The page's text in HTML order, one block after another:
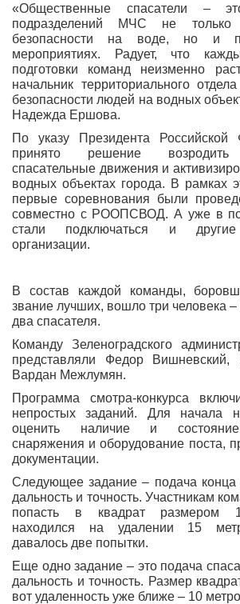
«Общественные спасатели –
подразделений МЧС не только
безопасности на воде, но и
мероприятиях. Радует, что
подготовки команд неизменно
начальник территориального
безопасности людей на водных
Надежда Ершова.
По указу Президента
принято решение возродить
спасательные движения и
водных объектах города. В рамках
первые соревнования были
совместно с РООПСВОД. А уже в
стали подключаться и
организации.
В состав каждой команды,
звание лучших, вошло три человека
два спасателя.
Команду Зеленоградского
представляли Федор Вишневский,
Вардан Межлумян.
Программа смотра-конкурса
непростых заданий. Для начала
оценить наличие и состояние
снаряжения и оборудование поста,
документации.
Следующее задание – подача конца
дальность и точность. Участникам
попасть в квадрат размером
находился на удалении 15
давалось две попытки.
Еще одно задание – это подача
дальность и точность. Размер
вот удаленность уже ближе – 10